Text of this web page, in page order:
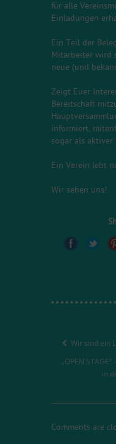
für alle
Einladungen
Ein Teil der
Mitarbeiter wird
neue (und
Zeigt Euer
Bereitschaft
informiert,
sogar als
Ein Verein lebt
Wir sehen uns!
Wir sind ein
„OPEN
in
Comments are